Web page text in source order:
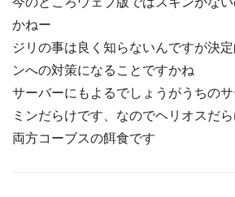
かねー
ジリの事は良く知らないんですが決
ンへの対策になることですかね
サーバーにもよるでしょうがうちの
ミンだらけです、なのでヘリオスだ
両方コーブスの餌食です